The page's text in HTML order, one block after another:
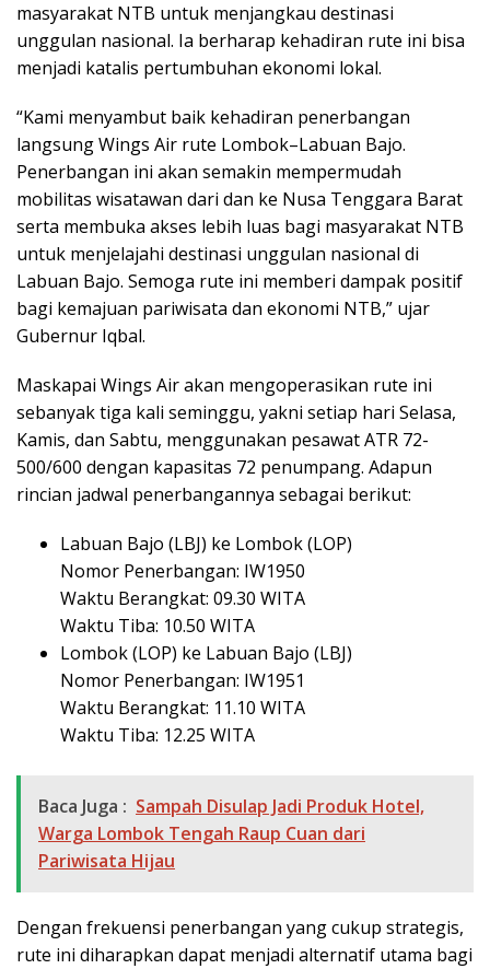
masyarakat NTB untuk menjangkau destinasi
unggulan nasional. Ia berharap kehadiran rute ini bisa
menjadi katalis pertumbuhan ekonomi lokal.
“Kami menyambut baik kehadiran penerbangan
langsung Wings Air rute Lombok–Labuan Bajo.
Penerbangan ini akan semakin mempermudah
mobilitas wisatawan dari dan ke Nusa Tenggara Barat
serta membuka akses lebih luas bagi masyarakat NTB
untuk menjelajahi destinasi unggulan nasional di
Labuan Bajo. Semoga rute ini memberi dampak positif
bagi kemajuan pariwisata dan ekonomi NTB,” ujar
Gubernur Iqbal.
Maskapai Wings Air akan mengoperasikan rute ini
sebanyak tiga kali seminggu, yakni setiap hari Selasa,
Kamis, dan Sabtu, menggunakan pesawat ATR 72-
500/600 dengan kapasitas 72 penumpang. Adapun
rincian jadwal penerbangannya sebagai berikut:
Labuan Bajo (LBJ) ke Lombok (LOP)
Nomor Penerbangan: IW1950
Waktu Berangkat: 09.30 WITA
Waktu Tiba: 10.50 WITA
Lombok (LOP) ke Labuan Bajo (LBJ)
Nomor Penerbangan: IW1951
Waktu Berangkat: 11.10 WITA
Waktu Tiba: 12.25 WITA
Baca Juga : Sampah Disulap Jadi Produk Hotel,
Warga Lombok Tengah Raup Cuan dari
Pariwisata Hijau
Dengan frekuensi penerbangan yang cukup strategis,
rute ini diharapkan dapat menjadi alternatif utama bagi